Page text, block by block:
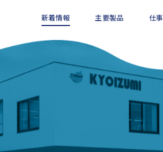
新着情報 主要製品 仕